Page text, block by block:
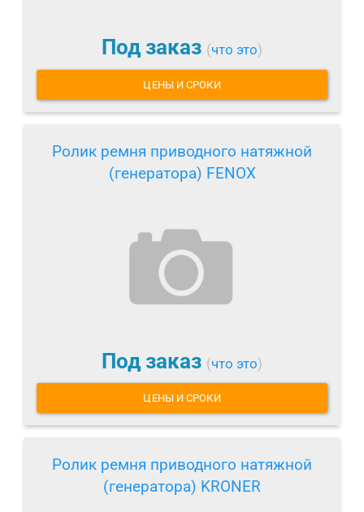
Под заказ (что это)
ЦЕНЫ И СРОКИ
Ролик ремня приводного натяжной
(генератора) FENOX
Под заказ (что это)
ЦЕНЫ И СРОКИ
Ролик ремня приводного натяжной
(генератора) KRONER